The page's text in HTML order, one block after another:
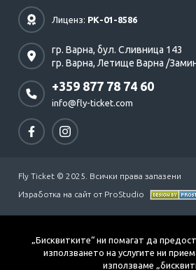
Лиценз: РК-01-8586
гр. Варна, бул. Сливница 143
гр. Варна, Летище Варна /
+359 877 78 74 60
info@fly-ticket.com
Fly Ticket © 2025. Всички права запазени
Изработка на сайт от ProStudio
„Бисквитките“ ни помагат да
използването на услугите ни
използваме